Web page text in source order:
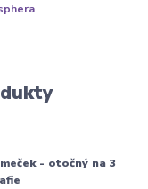
- otočný na 3